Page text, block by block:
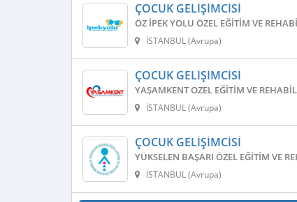
ÇOCUK GELIŞIMCISI
ÖZ İPEK YOLU ÖZEL EĞITIM VE
İSTANBUL (Avrupa)
ÇOCUK GELIŞIMCISI
YAŞAMKENT ÖZEL EĞITIM VE
İSTANBUL (Avrupa)
ÇOCUK GELIŞIMCISI
YÜKSELEN BAŞARI ÖZEL EĞITIM VE
İSTANBUL (Avrupa)